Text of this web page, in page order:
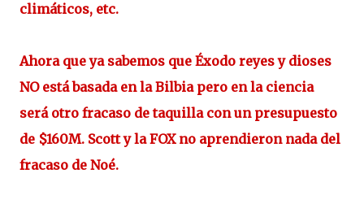
climáticos, etc.
Ahora que ya sabemos que Éxodo reyes y dioses
NO está basada en la Bilbia pero en la ciencia
será otro fracaso de taquilla con un presupuesto
de $160M. Scott y la FOX no aprendieron nada del
fracaso de Noé.